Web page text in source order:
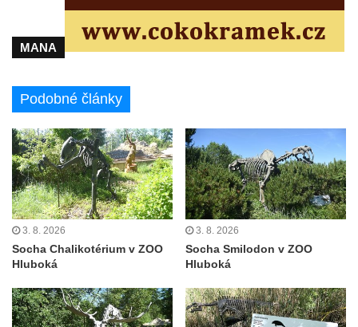
Třebušíně
Fischera na domě čp. 5/16 na třídě 9.
května v Rumburku
Pamětní deska Johanna Neumanna
severně od Tokáně
Obrázek svatého Huberta na buku svatého
Huberta
Obrázek svatého Jakuba na skále u cesty
Busta Jana Amose Komenského na domě
čp. 37 v Račicích
Socha ležícího koně v Sadech
MANA
Podobné články
3. 8. 2026
Socha Chalikotérium v ZOO
Hluboká
3. 8. 2026
Socha Smilodon v ZOO
Hluboká